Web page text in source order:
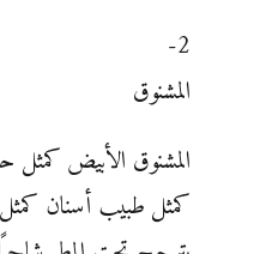
2-
المشنوق
المشنوق الأبيض كمثل
كمثل طبيب أسنان